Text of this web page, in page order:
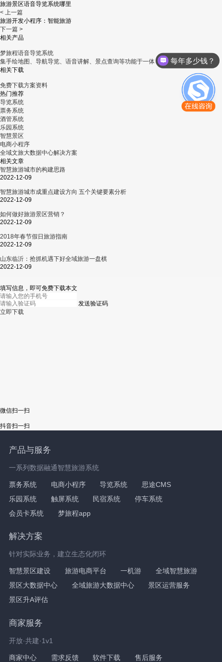
旅游景区语音导览系统哪里
< 上一篇
旅游开发小程序：智能旅游
下一篇 >
相关产品
梦旅程语音导览系统
集手绘地图、导航导览、语音讲解、景点查询等功能于一体
相关下载
免费下载方案资料
热门推荐
导览系统
票务系统
酒管系统
乐园系统
智慧景区
电商小程序
全域文旅大数据中心解决方案
相关文章
智慧旅游城市的构建思路
2022-12-09
智慧旅游城市成重点建设方向 五个关键要素分析
2022-12-09
如何做好旅游景区营销？
2022-12-09
2018年春节假日旅游指南
2022-12-09
山东临沂：抢抓机遇下好全域旅游一盘棋
2022-12-09
填写信息，即可免费下载本文
发送验证码
立即下载
微信扫一扫
抖音扫一扫
产品与服务
一系列数据融通智慧旅游系统
票务系统 电商小程序 导览系统
思途CMS
乐园系统
触屏系统 民宿系统
停车系统
会员卡系统
梦旅程app
解决方案
针对实际业务，建立生态化闭环
智慧景区建设 旅游电商平台 一机游
全域智慧旅游
景区大数据中心
全域旅游大数据中心
景区运营服务
景区升A评估
商家服务
开放·共建·1v1
商家中心 需求反馈 软件下载 售后服务
每年多少钱？